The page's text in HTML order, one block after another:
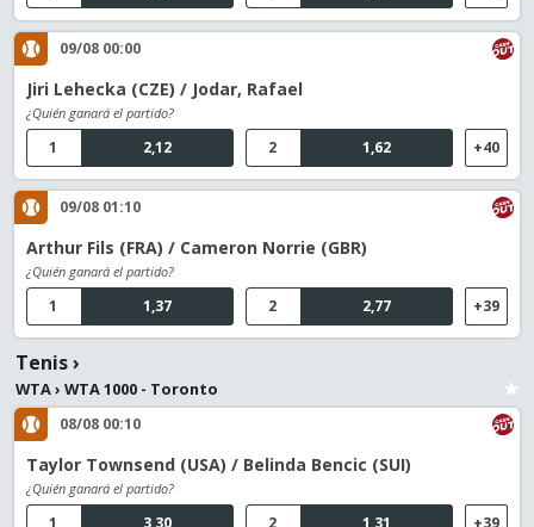
09/08 00:00
Jiri Lehecka (CZE) / Jodar, Rafael
¿Quién ganará el partido?
2,12
1 1,62
2 +40
09/08 01:10
Arthur Fils (FRA) / Cameron Norrie (GBR)
¿Quién ganará el partido?
1,37
1 2,77
2 +39
Tenis›
WTA› WTA 1000 - Toronto
08/08 00:10
Taylor Townsend (USA) / Belinda Bencic (SUI)
¿Quién ganará el partido?
3,30
1 1,31
2 +39